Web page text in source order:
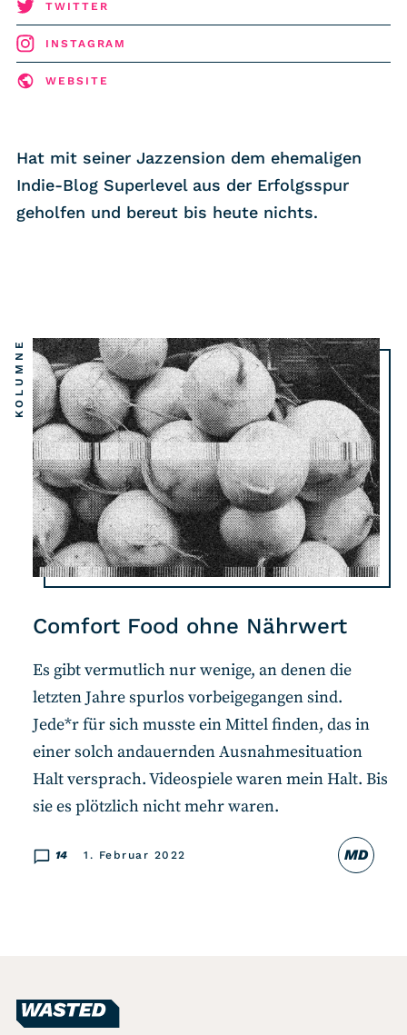
RSS-Feed
COMMUNITY
KONTAKT
TWITTER
INSTAGRAM
WEBSITE
Hat mit seiner Jazzension dem ehemaligen
Indie-Blog Superlevel aus der Erfolgsspur
geholfen und bereut bis heute nichts.
Comfort Food ohne Nährwert
KOLUMNE
MD
14 1. Februar 2022
Es gibt vermutlich nur wenige, an denen die
letzten Jahre spurlos vorbeigegangen sind.
Jede*r für sich musste ein Mittel finden, das in
einer solch andauernden Ausnahmesituation
Halt versprach. Videospiele waren mein Halt. Bis
sie es plötzlich nicht mehr waren.